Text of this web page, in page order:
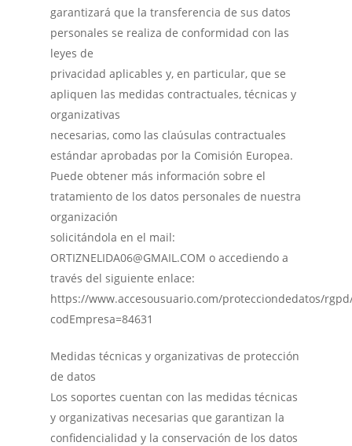
garantizará que la transferencia de sus datos
personales se realiza de conformidad con las
leyes de
privacidad aplicables y, en particular, que se
apliquen las medidas contractuales, técnicas y
organizativas
necesarias, como las claúsulas contractuales
estándar aprobadas por la Comisión Europea.
Puede obtener más información sobre el
tratamiento de los datos personales de nuestra
organización
solicitándola en el mail:
ORTIZNELIDA06@GMAIL.COM o accediendo a
través del siguiente enlace:
https://www.accesousuario.com/protecciondedatos/
codEmpresa=84631
Medidas técnicas y organizativas de protección
de datos
Los soportes cuentan con las medidas técnicas
y organizativas necesarias que garantizan la
confidencialidad y la conservación de los datos